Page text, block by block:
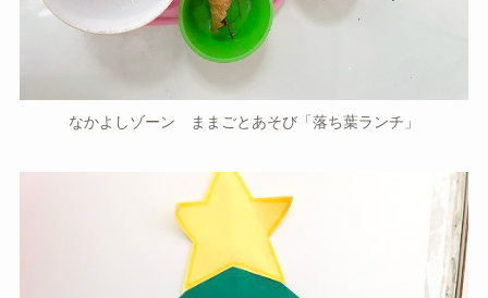
なかよしゾーン ままごとあそび「落ち葉ランチ」